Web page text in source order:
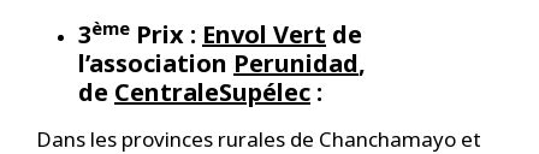
3ème Prix : Envol Vert de
l’association Perunidad,
de CentraleSupélec :
Dans les provinces rurales de Chanchamayo et